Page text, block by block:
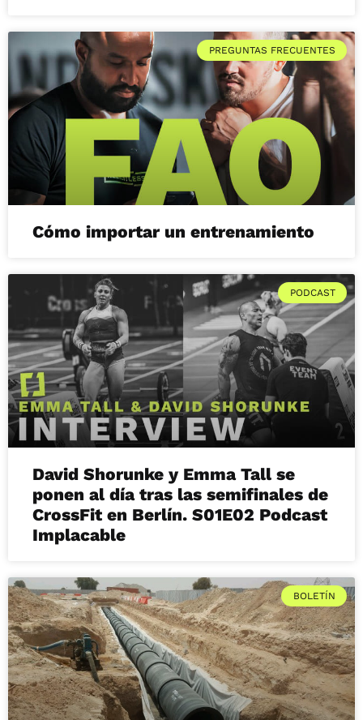
PREGUNTAS FRECUENTES
Cómo importar un entrenamiento
PODCAST
David Shorunke y Emma Tall se
ponen al día tras las semifinales de
CrossFit en Berlín. S01E02 Podcast
Implacable
BOLETÍN